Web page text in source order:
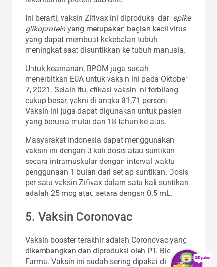
Ini berarti, vaksin Zifivax ini diproduksi dari spike
glikoproteinyang merupakan bagian kecil virus
yang dapat membuat kekebalan tubuh
meningkat saat disuntikkan ke tubuh manusia.
Untuk keamanan, BPOM juga sudah
menerbitkan EUA untuk vaksin ini pada Oktober
7, 2021. Selain itu, efikasi vaksin ini terbilang
cukup besar, yakni di angka 81,71 persen.
Vaksin ini juga dapat digunakan untuk pasien
yang berusia mulai dari 18 tahun ke atas.
Masyarakat Indonesia dapat menggunakan
vaksin ini dengan 3 kali dosis atau suntikan
secara intramuskular dengan interval waktu
penggunaan 1 bulan dari setiap suntikan. Dosis
per satu vaksin Zifivax dalam satu kali suntikan
adalah 25 mcg atau setara dengan 0.5 mL.
5. Vaksin Coronovac
Vaksin booster terakhir adalah Coronovac yang
dikembangkan dan diproduksi oleh PT. Bio
Farma. Vaksin ini sudah sering dipakai di